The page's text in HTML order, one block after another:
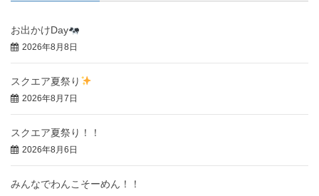
お出かけDay
2026年8月8日
スクエア夏祭り
2026年8月7日
スクエア夏祭り！！
2026年8月6日
みんなでわんこそーめん！！